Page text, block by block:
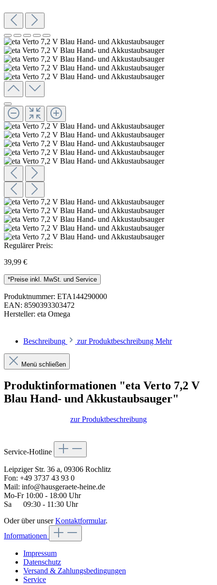
Regulärer Preis:
39,99 €
*Preise inkl. MwSt. und Service
Produktnummer: ETA144290000
EAN: 8590393303472
Hersteller: eta Omega
Beschreibung zur Produktbeschreibung Mehr
Menü schließen
Produktinformationen "eta Verto 7,2 V
Blau Hand- und Akkustaubsauger"
zur Produktbeschreibung
Service-Hotline
Leipziger Str. 36 a, 09306 Rochlitz
Fon: +49 3737 43 93 0
Mail: info@hausgeraete-heine.de
Mo-Fr 10:00 - 18:00 Uhr
Sa 09:30 - 11:30 Uhr
Oder über unserKontaktformular.
Informationen
Impressum
Datenschutz
Versand & Zahlungsbedingungen
Service